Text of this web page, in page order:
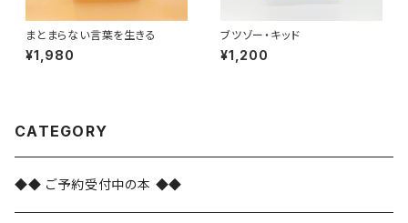
まとまらない言葉を生きる
¥1,980
ブツゾー・キッド
¥1,200
CATEGORY
◆◆ ご予約受付中の本 ◆◆